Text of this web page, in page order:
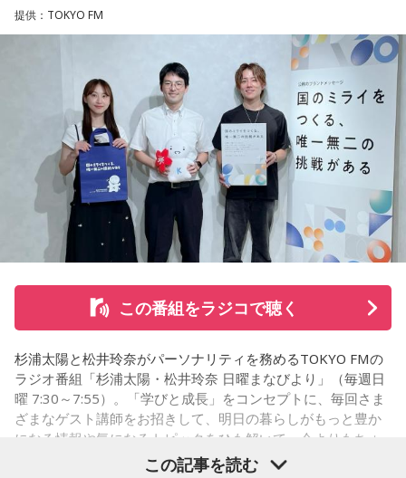
男性との繋がりが日常になっていた今年の3月末に、男性から
朝イチに職場で話を聞くと、彼は20年近く交際している彼女
がいて、入籍すると言われました。突然すぎてビックリし
て、その場はおめでとうございますと伝えましたが、時間が
経つにつれ、喪失感や絶望感、彼からの裏切りのような気持
ちがわきあがり、仕事中に男性を呼び出し、私や彼女に不誠
実ではないかと責めました。今後、プライベートな話はしな
いと告げ、今は仕事上の話しかしておらず、職場の雰囲気は
悪くなり、お互い、居心地が悪くなっています。
私は仕事上でも、プライベートでも、その男性を信頼してい
て、また、日常のLINEでも、男性は独身生活をアピールする
ような内容を送ってきていました。私は隣に大切な彼女がい
ることなんて想像もしていませんでした。私はどうやって前
を向けば良いか、そして、このまま暗い雰囲気のまま仕事を
すべきか、悩んでいます。アドバイスをいただきたいです。
＜江原からの回答＞
――あまりにも身勝手な男性の振る舞いに、番組パートナー
の奥迫は「そういう方と結婚しなくて良かったんじゃないか
場になっても、どちらにも不誠実な方です。今後もこういう
提供：TOKYO FM
この番組をラジコで聴く
杉浦太陽と松井玲奈がパーソナリティを務めるTOKYO FMの
ラジオ番組「杉浦太陽・松井玲奈 日曜まなびより」（毎週日
曜 7:30～7:55）。「学びと成長」をコンセプトに、毎回さま
ざまなゲスト講師をお招きして、明日の暮らしがもっと豊か
になる情報や気になるトピックをひも解いて、今よりもちょ
っと成長することを目指す番組です。
この記事を読む